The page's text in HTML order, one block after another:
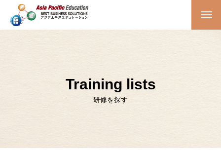
ホーム
サービス内容
導入事例
Training lists
研修を探す